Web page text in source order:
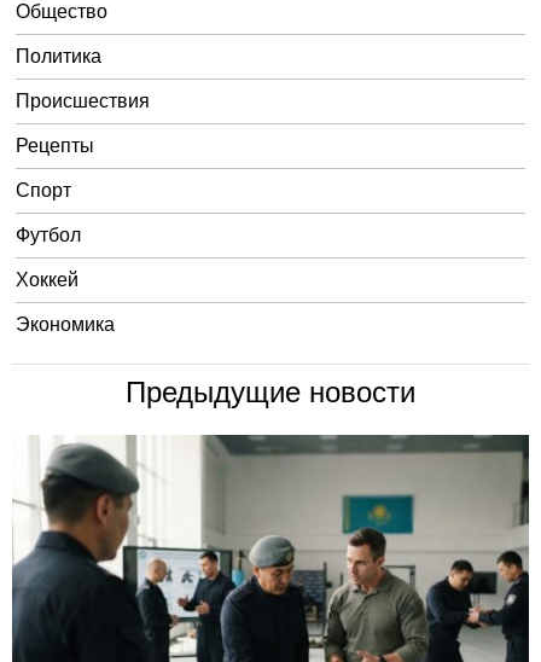
Общество
Политика
Происшествия
Рецепты
Спорт
Футбол
Хоккей
Экономика
Предыдущие новости